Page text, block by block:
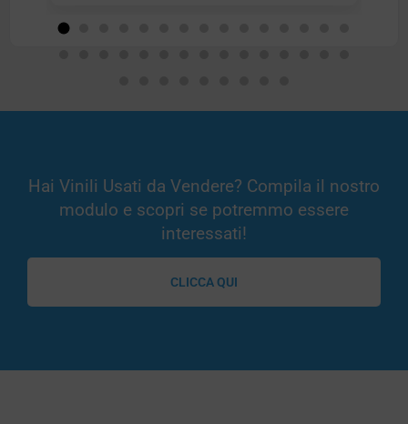
Hai Vinili Usati da Vendere? Compila il nostro
modulo e scopri se potremmo essere
interessati!
CLICCA QUI